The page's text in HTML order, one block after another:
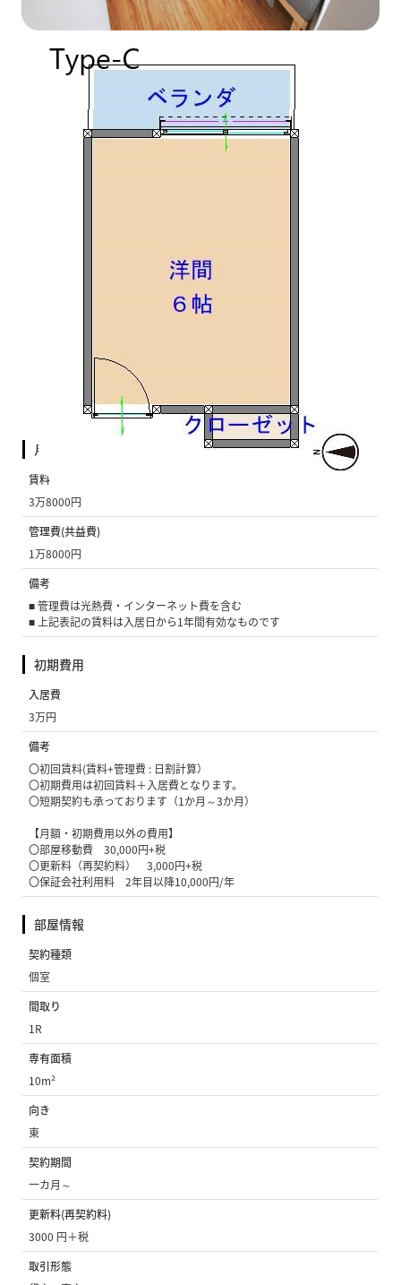
月額費用
賃料
3万8000円
管理費(共益費)
1万8000円
備考
■ 管理費は光熱費・インターネット費を含む
■ 上記表記の賃料は入居日から1年間有効なものです
初期費用
入居費
3万円
備考
〇初回賃料(賃料+管理費 : 日割計算）
〇初期費用は初回賃料＋入居費となります。
〇短期契約も承っております（1か月～3か月）
【月額・初期費用以外の費用】
〇部屋移動費 30,000円+税
〇更新料（再契約料） 3,000円+税
〇保証会社利用料 2年目以降10,000円/年
部屋情報
契約種類
個室
間取り
1R
専有面積
10m²
向き
東
契約期間
一カ月～
更新料(再契約料)
3000 円＋税
取引形態